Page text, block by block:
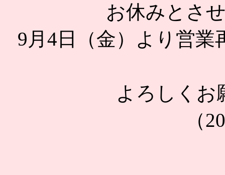
お休みとさ
9月4日（金）より営
よろしくお
（